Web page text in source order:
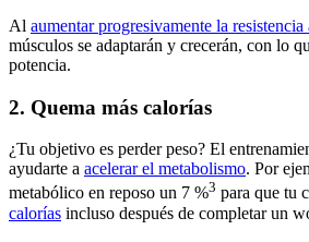
Al aumentar progresivamente la
músculos se adaptarán y crecerán, con lo
potencia.
2. Quema más calorías
¿Tu objetivo es perder peso? El
ayudarte a acelerar el metabolismo. Por
metabólico en reposo un 7 %3 para que tu
calorías incluso después de completar un